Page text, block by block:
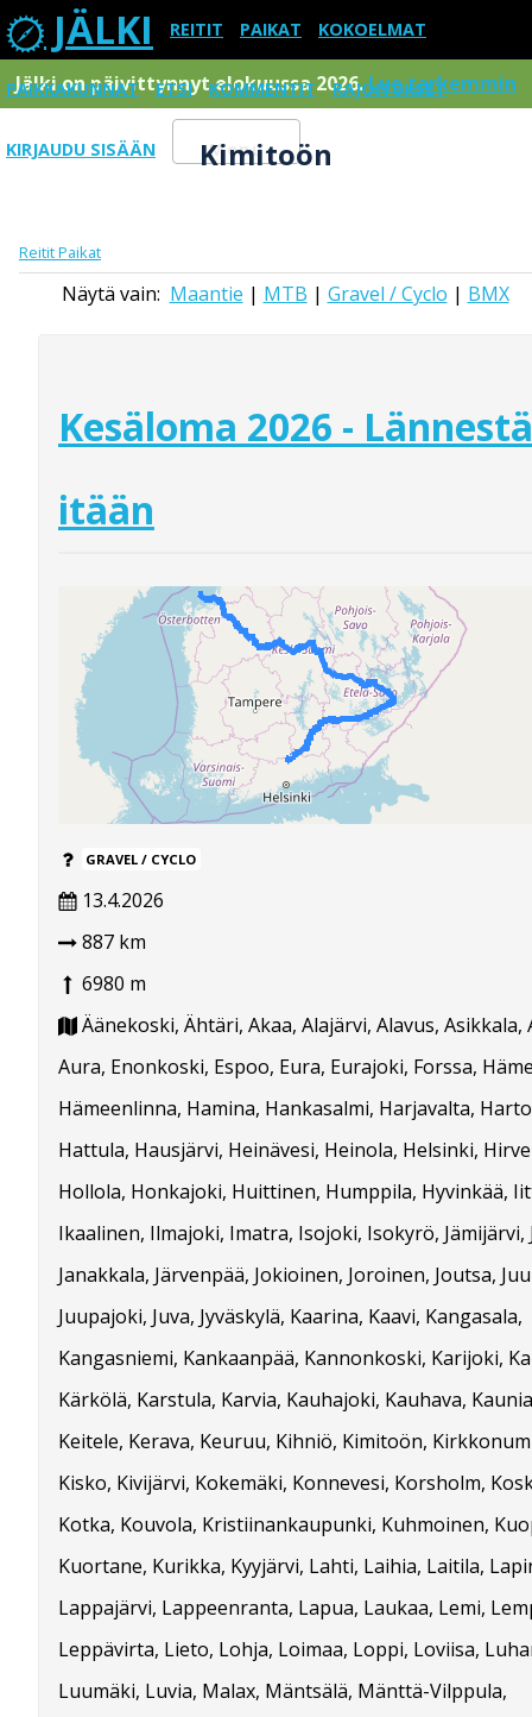
JÄLKI REITIT PAIKAT KOKOELMAT
PAIKKAKUNNAT ETSI KOMMENTIT RAJOITUKSET
KIRJAUDU SISÄÄN Menu
Jälki on päivittynnyt elokuussa 2026.Lue tarkemmin
Kimitoön
ReititPaikat
Näytä vain: Maantie | MTB | Gravel / Cyclo | BMX
Kesäloma 2026 - Lännestä
itään
GRAVEL / CYCLO
13.4.2026
887 km
6980 m
Äänekoski, Ähtäri, Akaa, Alajärvi, Alavus, Asikkala,
Aura, Enonkoski, Espoo, Eura, Eurajoki, Forssa,
Hämeenlinna, Hamina, Hankasalmi, Harjavalta,
Hattula, Hausjärvi, Heinävesi, Heinola, Helsinki,
Hollola, Honkajoki, Huittinen, Humppila, Hyvinkää,
Ikaalinen, Ilmajoki, Imatra, Isojoki, Isokyrö, Jämijärvi,
Janakkala, Järvenpää, Jokioinen, Joroinen, Joutsa,
Juupajoki, Juva, Jyväskylä, Kaarina, Kaavi, Kangasala,
Kangasniemi, Kankaanpää, Kannonkoski, Karijoki,
Kärkölä, Karstula, Karvia, Kauhajoki, Kauhava,
Keitele, Kerava, Keuruu, Kihniö, Kimitoön,
Kisko, Kivijärvi, Kokemäki, Konnevesi, Korsholm,
Kotka, Kouvola, Kristiinankaupunki, Kuhmoinen,
Kuortane, Kurikka, Kyyjärvi, Lahti, Laihia, Laitila,
Lappajärvi, Lappeenranta, Lapua, Laukaa, Lemi,
Leppävirta, Lieto, Lohja, Loimaa, Loppi, Loviisa,
Luumäki, Luvia, Malax, Mäntsälä, Mänttä-Vilppula,